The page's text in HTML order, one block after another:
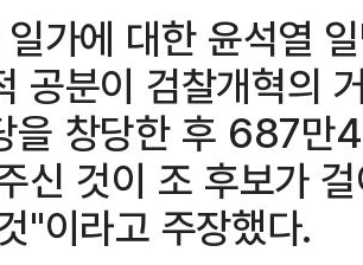
가에 대한 윤석열
공분이 검찰개혁의
을 창당한 후 687만
신 것이 조 후보가
"이라고 주장했다.